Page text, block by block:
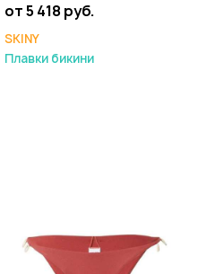
от 5 418 руб.
SKINY
Плавки бикини